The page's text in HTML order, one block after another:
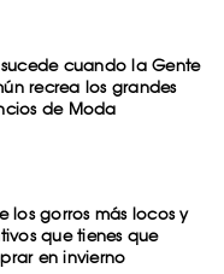
sucede cuando la Gente
recrea los grandes
de Moda
los gorros más locos y
que tienes que
en invierno